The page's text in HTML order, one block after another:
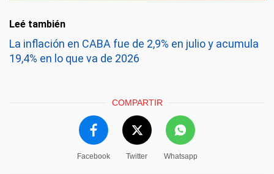
Leé también
La inflación en CABA fue de 2,9% en julio y acumula
19,4% en lo que va de 2026
COMPARTIR
Facebook Twitter Whatsapp